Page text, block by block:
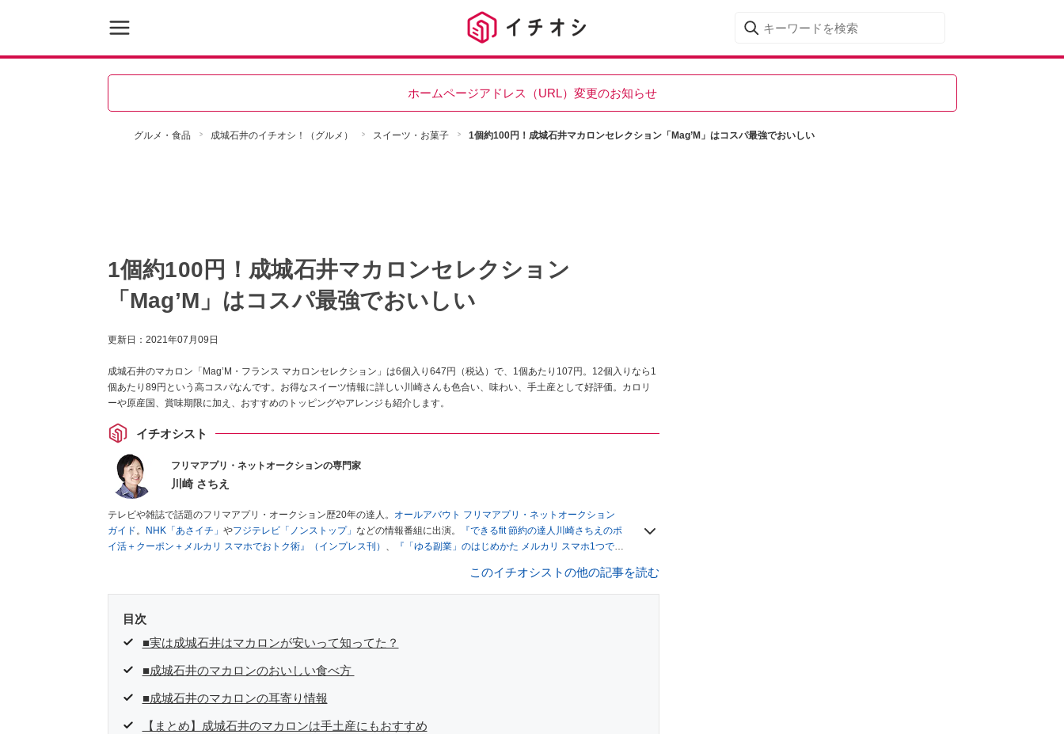
ホームページアドレス（URL）変更のお知らせ
グルメ・食品 成城石井のイチオシ！（グルメ） スイーツ・お菓子 1個約100円！成城石井マカロンセレクション「Mag’M」はコスパ最強でおいしい
1個約100円！成城石井マカロンセレクション
「Mag’M」はコスパ最強でおいしい
更新日： 2021年07月09日
成城石井のマカロン「Mag’M・フランス マカロンセレクション」は6個入り647円（税込）で、1個あたり107円。12個入りなら1
個あたり89円という高コスパなんです。お得なスイーツ情報に詳しい川崎さんも色合い、味わい、手土産として好評価。カロリ
ーや原産国、賞味期限に加え、おすすめのトッピングやアレンジも紹介します。
イチオシスト
フリマアプリ・ネットオークションの専門家
川崎 さちえ
テレビや雑誌で話題のフリマアプリ・オークション歴20年の達人。
オールアバウト フリマアプリ・ネットオークション
ガイド。 NHK「あさイチ」 やフジテレビ「ノンストップ」 などの情報番組に出演。
『できるfit 節約の達人川崎さちえのポ
イ活＋クーポン＋メルカリ スマホでおトク術』（インプレス刊） 、
『「ゆる副業」のはじめかた メルカリ スマホ1つでス
■経歴：2003年、夫が子育てをするために、突然会社を辞める。翌月からの給料が０円になり、家にいながら、しかも空
いた時間でできるオークションに目をつける。しかし、取引の仕方がわからずに、まずは落札者として参加。その後、出
を生活の一部に取り入れるべく、「ネットオークションやフリマアプリは生活のインフラになる」という考えを持つ。ま
た消費税増税の社会においては、ネットオークションやフリマアプリが家計の救世主になりえると考え、業者とは違う視
このイチオシストの他の記事を読む
目次
■実は成城石井はマカロンが安いって知ってた？
■成城石井のマカロンのおいしい食べ方
■成城石井のマカロンの耳寄り情報
【まとめ】成城石井のマカロンは手土産にもおすすめ